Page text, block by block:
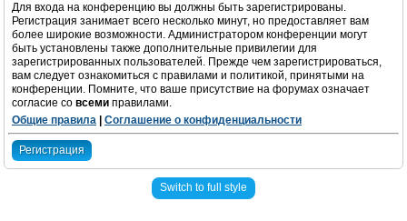
Для входа на конференцию вы должны быть зарегистрированы.
Регистрация занимает всего несколько минут, но предоставляет вам
более широкие возможности. Администратором конференции могут
быть установлены также дополнительные привилегии для
зарегистрированных пользователей. Прежде чем зарегистрироваться,
вам следует ознакомиться с правилами и политикой, принятыми на
конференции. Помните, что ваше присутствие на форумах означает
согласие со всеми правилами.
Общие правила
Соглашение о конфиденциальности
Регистрация
Switch to full style